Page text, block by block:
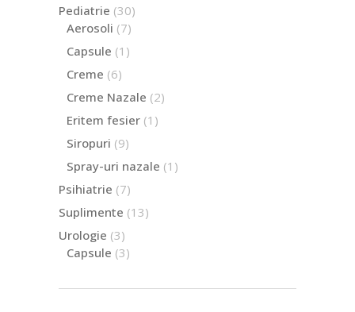
Pediatrie 3030
Aerosoli 77
Capsule 1 1
Creme 66
Creme Nazale 22
Eritem fesier 1 1
Siropuri 99
Spray-uri nazale 1 1
Psihiatrie 77
Suplimente 1313
Urologie 33
produse
Capsule 33